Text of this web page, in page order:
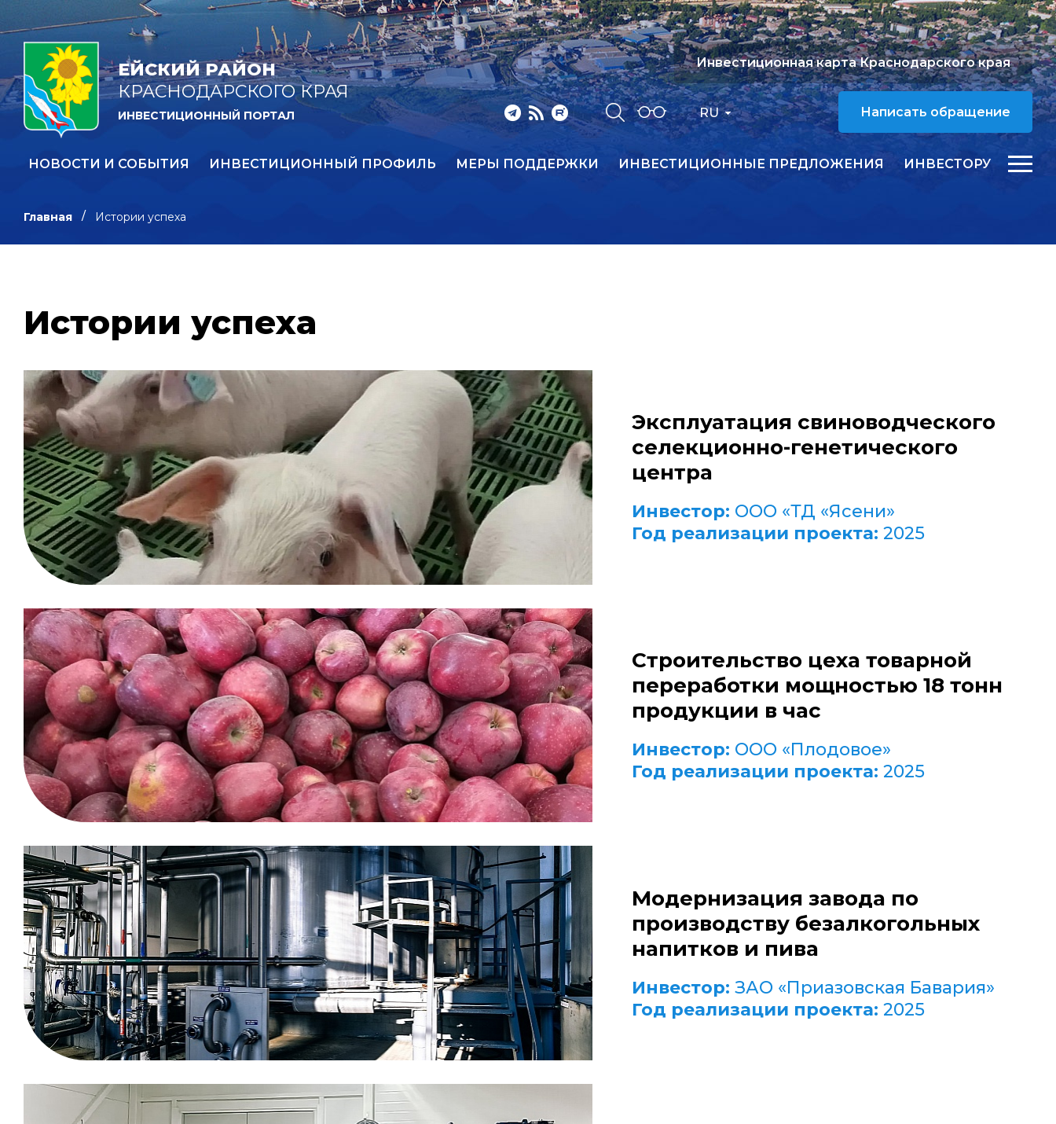
ЕЙСКИЙ РАЙОН
КРАСНОДАРСКОГО КРАЯ
ИНВЕСТИЦИОННЫЙ ПОРТАЛ RU
Инвестиционная карта Краснодарского края
Написать обращение
НОВОСТИ И СОБЫТИЯ ИНВЕСТИЦИОННЫЙ ПРОФИЛЬ МЕРЫ ПОДДЕРЖКИ ИНВЕСТИЦИОННЫЕ ПРЕДЛОЖЕНИЯ ИНВЕСТОРУ
Главная Истории успеха
Истории успеха
Эксплуатация свиноводческого
селекционно-генетического
центра
Инвестор: ООО «ТД «Ясени»
Год реализации проекта: 2025
Строительство цеха товарной
переработки мощностью 18 тонн
продукции в час
Инвестор: ООО «Плодовое»
Год реализации проекта: 2025
Модернизация завода по
производству безалкогольных
напитков и пива
Инвестор: ЗАО «Приазовская Бавария»
Год реализации проекта: 2025